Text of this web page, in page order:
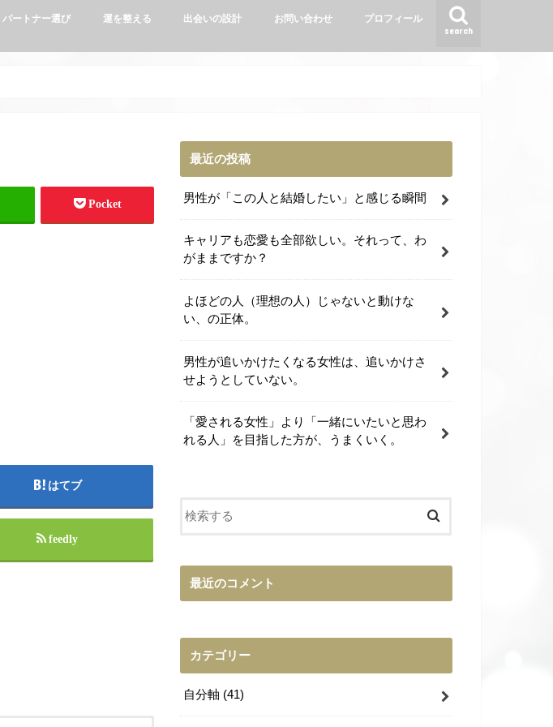
search
パートナー選び 運を整える 出会いの設計 お問い合わせ プロフィール
Pocket
はてブ
feedly
最近の投稿
男性が「この人と結婚したい」と感じる瞬間
キャリアも恋愛も全部欲しい。それって、わ
がままですか？
よほどの人（理想の人）じゃないと動けな
い、の正体。
男性が追いかけたくなる女性は、追いかけさ
せようとしていない。
「愛される女性」より「一緒にいたいと思わ
れる人」を目指した方が、うまくいく。
最近のコメント
カテゴリー
自分軸 (41)